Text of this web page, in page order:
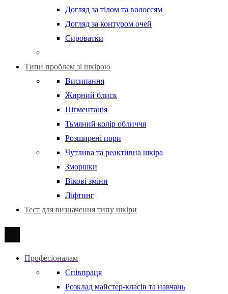
Догляд за тілом та волоссям
Догляд за контуром очей
Сироватки
Типи проблем зі шкірою
Висипання
Жирний блиск
Пігментація
Тьмяний колір обличчя
Розширені пори
Чутлива та реактивна шкіра
Зморшки
Вікові зміни
Ліфтинг
Тест для визначення типу шкіри
Професіоналам
Співпраця
Розклад майстер-класів та навчань